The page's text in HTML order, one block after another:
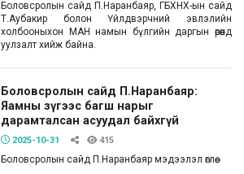
Боловсролын сайд П.Наранбаяр, ГБХНХ-ын сайд
Т.Аубакир болон Үйлдвэрчний эвлэлийн
холбооныхон МАН намын бүлгийн даргын өрөөнд
уулзалт хийж байна.
Боловсролын сайд П.Наранбаяр:
Яамны зүгээс багш нарыг
дарамталсан асуудал байхгүй
2025-10-31 415
Боловсролын сайд П.Наранбаяр мэдээлэл өглөө.